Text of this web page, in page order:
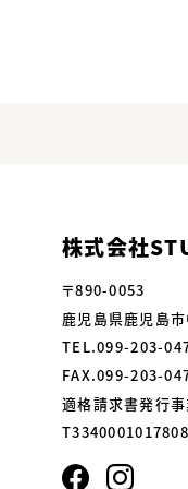
株式会社
〒890-0053
鹿児島県鹿児島
TEL.099-203-
FAX.099-203-
適格請求書発行事
T3340001017808